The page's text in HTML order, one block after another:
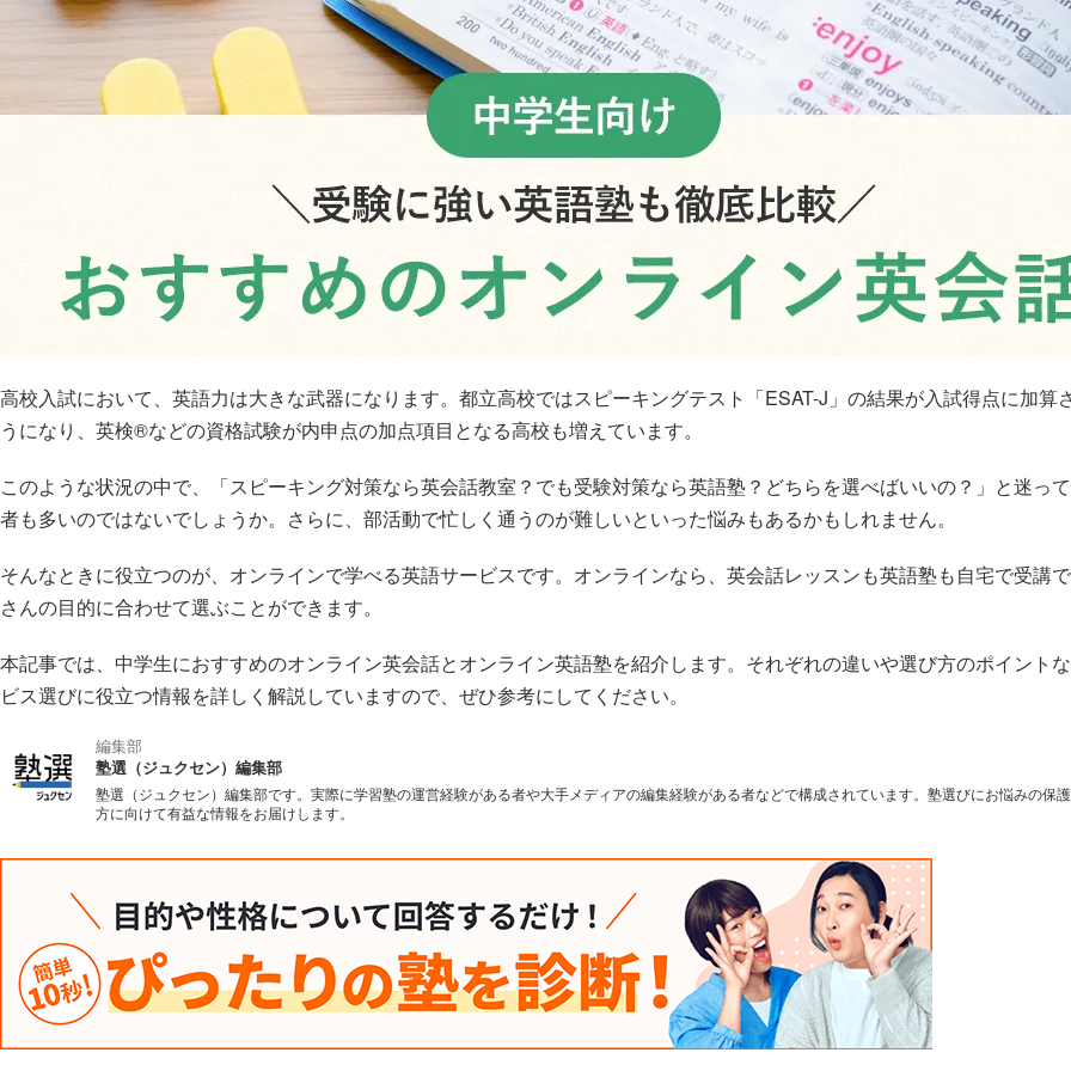
高校入試において、英語力は大きな武器になります。都立高校ではスピーキングテスト「ESAT-J」の結果が入試得点に加算
うになり、英検®などの資格試験が内申点の加点項目となる高校も増えています。
このような状況の中で、「スピーキング対策なら英会話教室？でも受験対策なら英語塾？どちらを選べばいいの？」と迷っ
者も多いのではないでしょうか。さらに、部活動で忙しく通うのが難しいといった悩みもあるかもしれません。
そんなときに役立つのが、オンラインで学べる英語サービスです。オンラインなら、英会話レッスンも英語塾も自宅で受講
さんの目的に合わせて選ぶことができます。
本記事では、中学生におすすめのオンライン英会話とオンライン英語塾を紹介します。それぞれの違いや選び方のポイント
ビス選びに役立つ情報を詳しく解説していますので、ぜひ参考にしてください。
編集部
塾選（ジュクセン）編集部
塾選（ジュクセン）編集部です。実際に学習塾の運営経験がある者や大手メディアの編集経験がある者などで構成されています。塾選びにお悩みの保
方に向けて有益な情報をお届けします。